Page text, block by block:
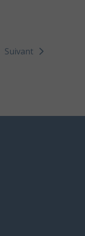
Suivant